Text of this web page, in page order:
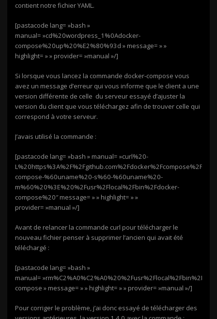
contient notre fichier YAML.
[pastacode lang= »bash »
manual= »cd%20wordpress_1%0Adocker-
compose%20up%20%E2%80%93d » message= » »
highlight= » » provider= »manual »/]
Si lorsque vous lancez la commande docker-compose vous
avez un message d’erreur qui vous informe que le client a une
version différente de celle du serveur essayé d’ajuster la
version du client que vous téléchargez afin de trouver celle qui
correspond à votre serveur.
J’avais utilisé la commande :
[pastacode lang= »bash » manual= »curl%20-
compose-%60uname%20-s%60-%60uname%20-
m%60%20%3E%20%2Fusr%2Flocal%2Fbin%2Fdocker-
compose%20″ message= » » highlight= » »
provider= »manual »/]
Avant de relancer la commande curl pour télécharger le
nouveau fichier penser à supprimer l’ancien qui avait été
téléchargé :
[pastacode lang= »bash »
manual=
compose » message= » » highlight= » » provider= »manual »/]
Pour corriger le problème, j’ai donc essayé de télécharger des